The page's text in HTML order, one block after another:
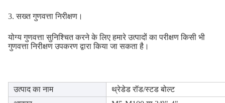
3. सख्त गुणवत्ता निरीक्षण।
योग्य गुणवत्ता सुनिश्चित करने के लिए हमारे उत्पादों का परीक्षण किसी भी
गुणवत्ता निरीक्षण उपकरण द्वारा किया जा सकता है।
उत्पाद का नाम
थ्रेडेड रॉड/स्टड बोल्ट